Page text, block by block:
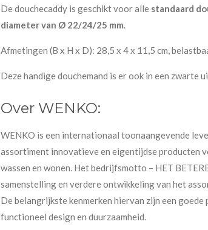
De douchecaddy is geschikt voor alle standaard
diameter van Ø 22/24/25 mm.
Afmetingen (B x H x D): 28,5 x 4 x 11,5 cm,
Deze handige douchemand is er ook in een zwarte
Over WENKO:
WENKO is een internationaal toonaangevende
assortiment innovatieve en eigentijdse producten
wassen en wonen. Het bedrijfsmotto – HET
samenstelling en verdere ontwikkeling van het
De belangrijkste kenmerken hiervan zijn een
functioneel design en duurzaamheid.